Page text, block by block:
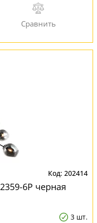
202414
6P черная
3 шт.